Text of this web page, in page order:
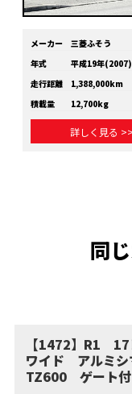
メーカー
三菱ふそう
年式
平成19年(2007)
走行距離
1,388,000km
積載量
12,700kg
詳しく見る >>
同
【1472】R1
ワイド アルミ
TZ600 ゲート付